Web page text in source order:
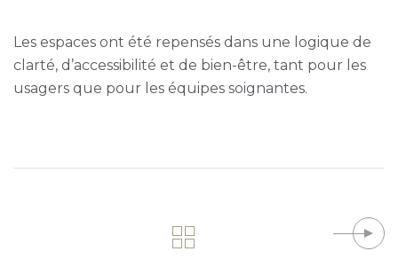
Les espaces ont été repensés dans une logique de
clarté, d’accessibilité et de bien-être, tant pour les
usagers que pour les équipes soignantes.